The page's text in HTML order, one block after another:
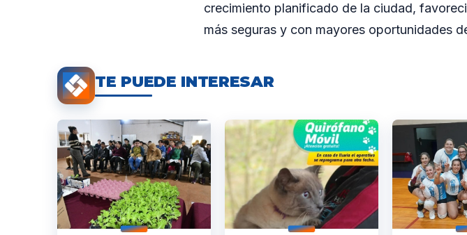
crecimiento planificado de la ciudad,
más seguras y con mayores oportunidades
TE PUEDE INTERESAR